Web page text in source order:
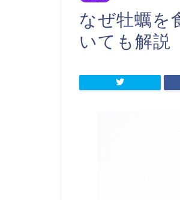
なぜ牡蠣を
いても解説